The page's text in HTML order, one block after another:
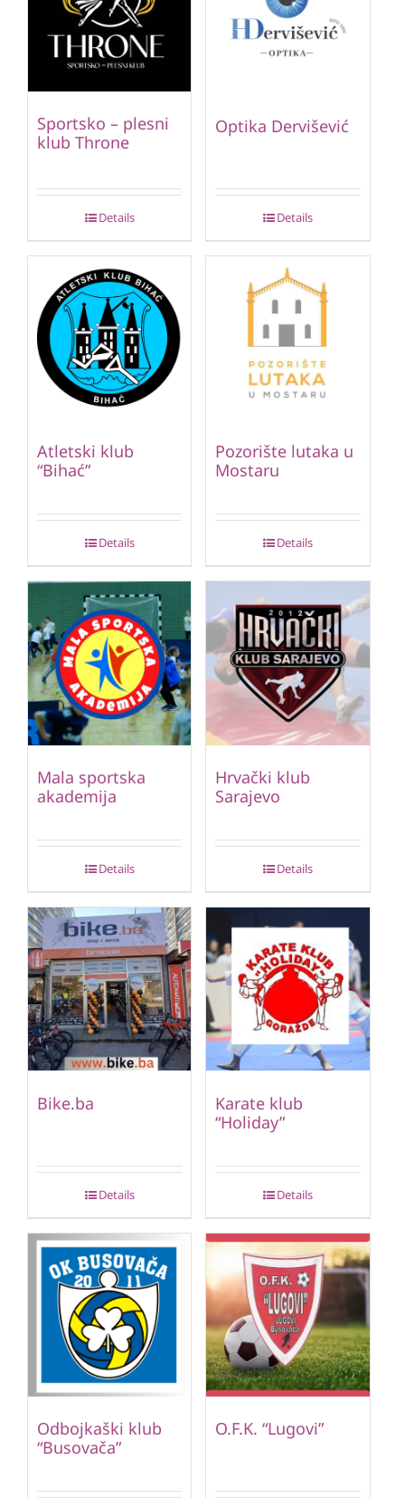
Sportsko – plesni
klub Throne
Details
Optika Dervišević
Details
Atletski klub
“Bihać”
Details
Pozorište lutaka u
Mostaru
Details
Mala sportska
akademija
Details
Hrvački klub
Sarajevo
Details
Bike.ba
Details
Karate klub
“Holiday”
Details
Odbojkaški klub
“Busovača”
O.F.K. “Lugovi”